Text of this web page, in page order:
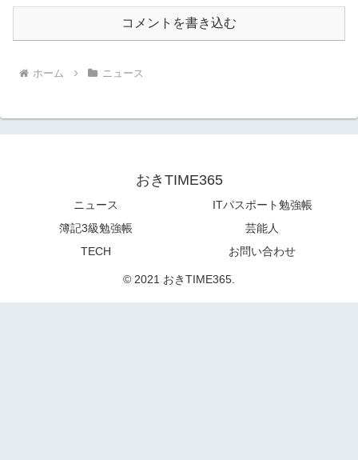
コメントを書き込む
ホーム ニュース
おきTIME365
ニュース
ITパスポート勉強帳
簿記3級勉強帳
芸能人
TECH
お問い合わせ
© 2021 おきTIME365.